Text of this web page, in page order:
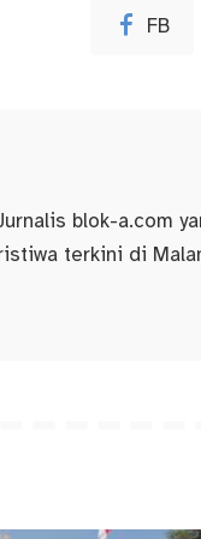
FB
blok-a.com
terkini di